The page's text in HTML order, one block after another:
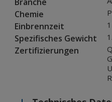
Chemie
Einbrennzeit
Spezifisches Gewicht
Zertifizierungen